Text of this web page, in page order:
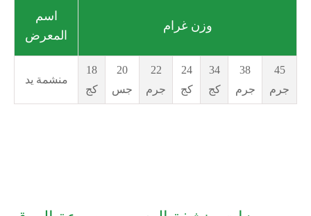
اسم
المعرض
وزن غرام
منشمة يد
18
كج
20
جس
22
جرم
24
كج
34
كج
38
جرم
45
جرم